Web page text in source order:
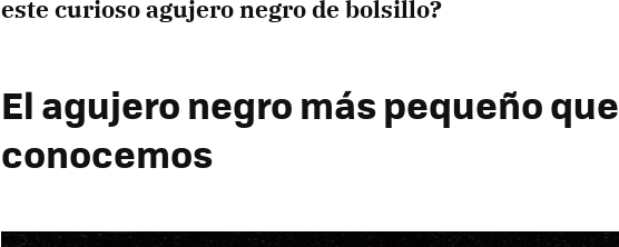
este curioso agujero negro de bolsillo?
El agujero negro más pequeño que
conocemos